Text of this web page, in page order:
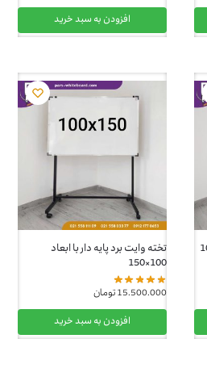
افزودن به سبد خرید
تخته وایت برد پایه دار با ابعاد
100×150
15.500.000تومان
افزودن به سبد خرید